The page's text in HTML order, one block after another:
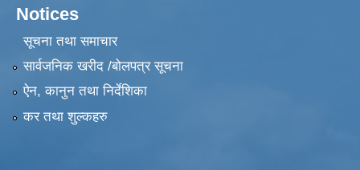
Notices
सूचना तथा समाचार
सार्वजनिक खरीद /बोलपत्र सूचना
ऐन, कानुन तथा निर्देशिका
कर तथा शुल्कहरु